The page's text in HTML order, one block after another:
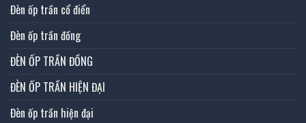
Đèn ốp trần cổ điển
Đèn ốp trần đồng
ĐÈN ỐP TRẦN ĐỒNG
ĐÈN ỐP TRẦN HIỆN ĐẠI
Đèn ốp trần hiện đại